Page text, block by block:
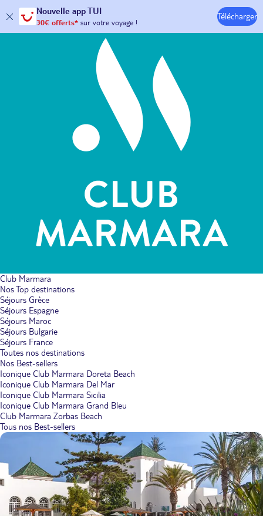
Nouvelle app TUI
30€ offerts*sur votre voyage !
avec le code :HAPPYAPP
Télécharger
Hôtels & Clubs
Club Marmara
Nos Top destinations
Séjours Grèce
Séjours Espagne
Séjours Maroc
Séjours Bulgarie
Séjours France
Toutes nos destinations
Nos Best-sellers
Iconique Club Marmara Doreta Beach
Iconique Club Marmara Del Mar
Iconique Club Marmara Sicilia
Iconique Club Marmara Grand Bleu
Club Marmara Zorbas Beach
Tous nos Best-sellers